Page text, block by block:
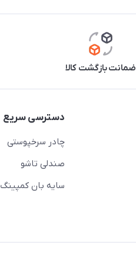
ضمانت بازگشت کالا
دسترسی سریع
چادر سرخپوستی
صندلی تاشو
سایه بان کمپینگ